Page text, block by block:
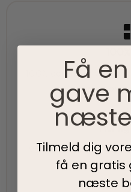
100% danskejet
Vi værner om
95% af alle ordrer
som
Få
gave
Tilmeld dig
få en gratis
næste